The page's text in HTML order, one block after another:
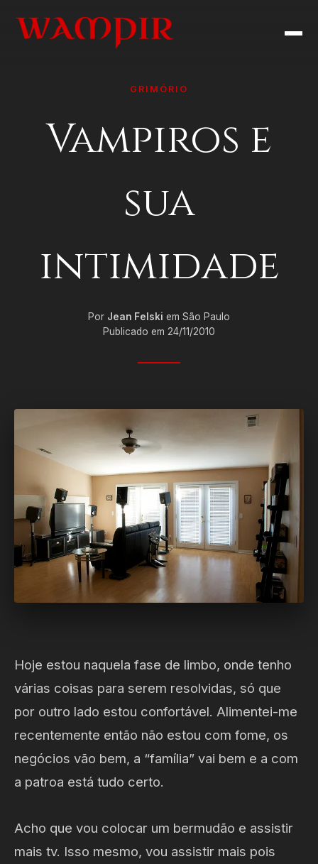
GRIMÓRIO
Vampiros e
sua
intimidade
Por Jean Felski em São Paulo
Publicado em 24/11/2010
Hoje estou naquela fase de limbo, onde tenho
várias coisas para serem resolvidas, só que
por outro lado estou confortável. Alimentei-me
recentemente então não estou com fome, os
negócios vão bem, a “família” vai bem e a com
a patroa está tudo certo.
Acho que vou colocar um bermudão e assistir
mais tv. Isso mesmo, vou assistir mais pois